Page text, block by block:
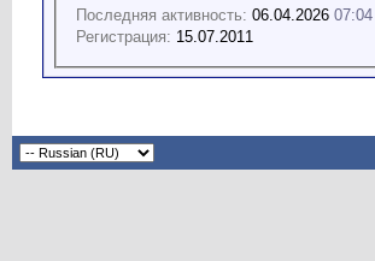
Последняя активность: 06.04.2026 07:04
Регистрация: 15.07.2011